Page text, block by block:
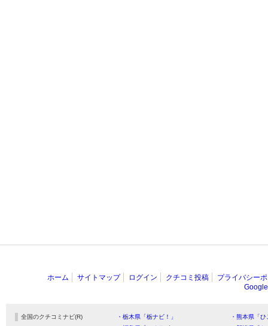
ホーム サイトマップ ログイン クチコミ投稿
プライバシー
全国のクチコミナビ(R) ・栃木県「栃ナビ！」
・熊本県「